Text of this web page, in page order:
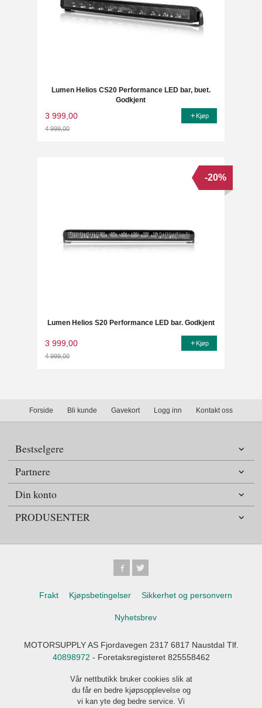
Lumen Helios CS20 Performance LED bar, buet.
Godkjent
3 999,00
4 999,00
Kjøp
Lumen Helios S20 Performance LED bar. Godkjent
3 999,00
4 999,00
-20%
Kjøp
Forside Bli kunde Gavekort Logg inn Kontakt oss
Bestselgere
Partnere
Din konto
PRODUSENTER
Frakt Kjøpsbetingelser Sikkerhet og personvern
Nyhetsbrev
MOTORSUPPLY AS Fjordavegen 2317 6817 Naustdal Tlf.
40898972 - Foretaksregisteret 825558462
Vår nettbutikk bruker cookies slik at
du får en bedre kjøpsopplevelse og
vi kan yte deg bedre service. Vi